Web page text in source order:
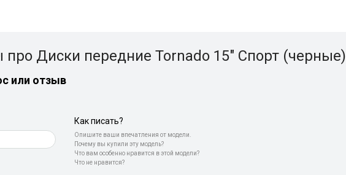
Диски передние Tornado 15" Спорт (черные)
или отзыв
Как писать?
Опишите ваши впечатления от модели.
Почему вы купили эту модель?
Что вам особенно нравится в этой модели?
Что не нравится?